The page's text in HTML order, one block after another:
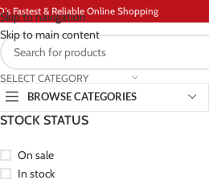
Skip to navigation
Skip to main content
Fastest & Reliable Online Shopping
SELECT CATEGORY
BROWSE CATEGORIES
STOCK STATUS
On sale
In stock